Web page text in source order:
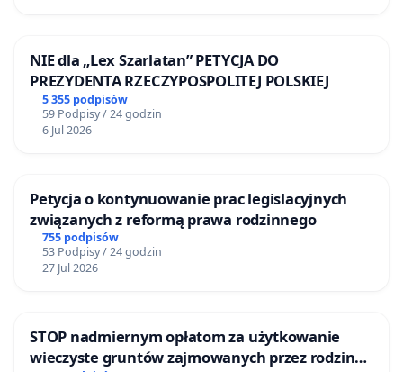
NIE dla „Lex Szarlatan” PETYCJA DO
PREZYDENTA RZECZYPOSPOLITEJ POLSKIEJ
5 355 podpisów
59 Podpisy / 24 godzin
6 Jul 2026
Petycja o kontynuowanie prac legislacyjnych
związanych z reformą prawa rodzinnego
755 podpisów
53 Podpisy / 24 godzin
27 Jul 2026
STOP nadmiernym opłatom za użytkowanie
wieczyste gruntów zajmowanych przez rodzinne